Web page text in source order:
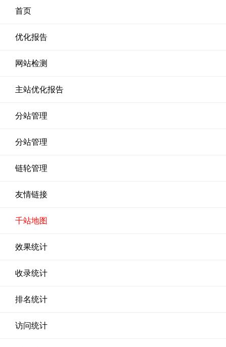
首页
优化报告
网站检测
主站优化报告
分站管理
分站管理
链轮管理
友情链接
千站地图
效果统计
收录统计
排名统计
访问统计